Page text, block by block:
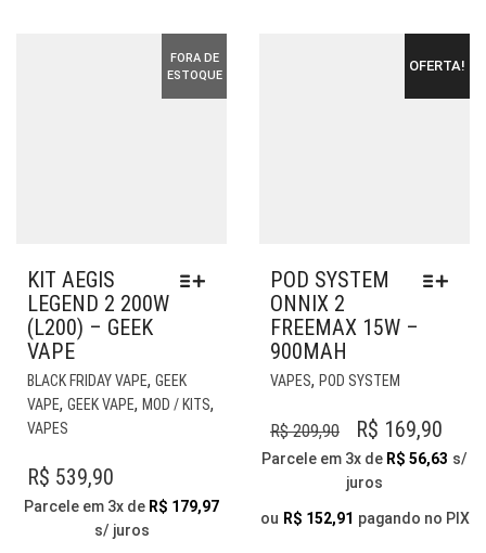
DO
PRODUTO
FORA DE
ESTOQUE
KIT AEGIS
LEGEND 2 200W
(L200) – GEEK
VAPE
BLACK FRIDAY VAPE, GEEK
VAPE, GEEK VAPE, MOD / KITS,
VAPES
VARIANTES.
OPÇÕES
R$ 539,90
Parcele em 3x de R$ 179,97
s/ juros
OFERTA!
POD SYSTEM
ONNIX 2
FREEMAX 15W –
900MAH
VAPES, POD SYSTEM
TEM
VÁRIAS
VARIANTES.
OPÇÕES
R$209,90
O
PREÇO
ORIGINAL
ERA:
R$ 169,90
É:
Parcele em 3x de R$ 56,63 s/
juros
ou R$ 152,91 pagando no PIX